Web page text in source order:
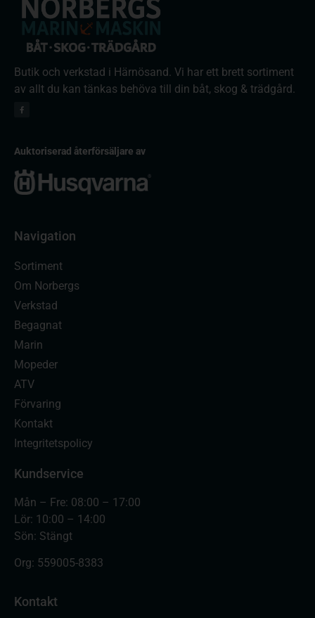
Butik och verkstad i Härnösand. Vi har ett brett sortiment
av allt du kan tänkas behöva till din båt, skog & trädgård.
Auktoriserad återförsäljare av
Navigation
Sortiment
Om Norbergs
Verkstad
Begagnat
Marin
Mopeder
ATV
Förvaring
Kontakt
Integritetspolicy
Kundservice
Mån – Fre: 08:00 – 17:00
Lör: 10:00 – 14:00
Sön: Stängt
Org: 559005-8383
Kontakt